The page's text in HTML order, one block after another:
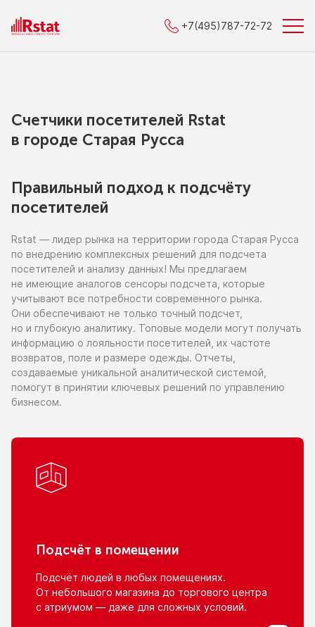
+7(495)787-72-72
Счетчики посетителей Rstat
в городe Старая Русса
Правильный подход к подсчёту
посетителей
Rstat — лидер рынка на территории города Старая Русса
по внедрению комплексных решений для подсчета
посетителей и анализу данных! Мы предлагаем
не имеющие аналогов сенсоры подсчета, которые
учитывают все потребности современного рынка.
Они обеспечивают не только точный подсчет,
но и глубокую аналитику. Топовые модели могут получать
информацию о лояльности посетителей, их частоте
возвратов, поле и размере одежды. Отчеты,
создаваемые уникальной аналитической системой,
помогут в принятии ключевых решений по управлению
бизнесом.
Подсчёт в помещении
Подсчёт людей в любых помещениях.
От небольшого магазина до торгового центра
с атриумом — даже для сложных условий.